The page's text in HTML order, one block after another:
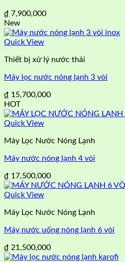
₫ 7,900,000
New
Quick View
Thiết bị xử lý nước thải
Máy lọc nước nóng lạnh 3 vòi
₫ 15,700,000
HOT
Quick View
Máy Lọc Nước Nóng Lạnh
Máy nước nóng lạnh 4 vòi
₫ 17,500,000
Quick View
Máy Lọc Nước Nóng Lạnh
Máy nước uống nóng lạnh 6 vòi
₫ 21,500,000